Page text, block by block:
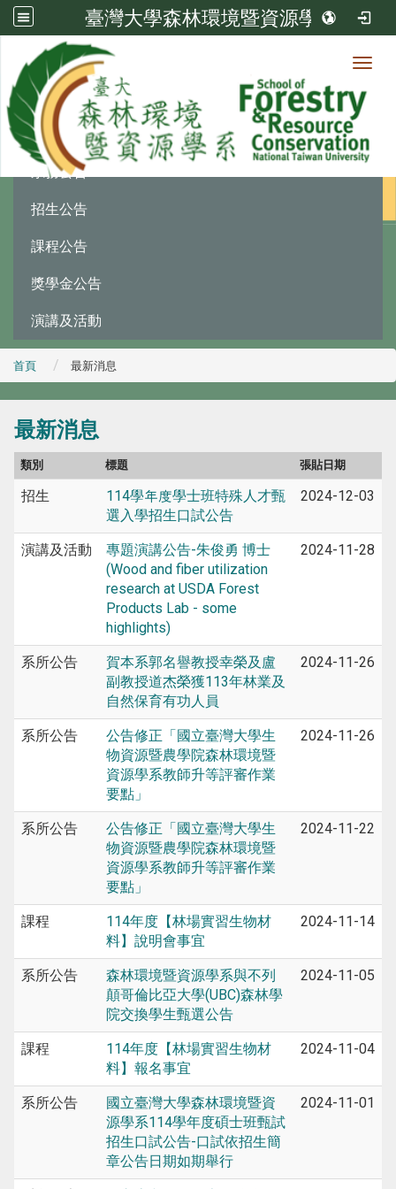
臺灣大學森林環境暨資源學系
最新消息
系務公告
招生公告
課程公告
獎學金公告
演講及活動
首頁 最新消息
最新消息
類別 標題 張貼日期
招生
114學年度學士班特殊人才甄
選入學招生口試公告
2024-12-03
演講及活動
專題演講公告-朱俊勇 博士
(Wood and fiber utilization
research at USDA Forest
Products Lab - some
highlights)
2024-11-28
系所公告
賀本系郭名譽教授幸榮及盧
副教授道杰榮獲113年林業及
自然保育有功人員
2024-11-26
系所公告
公告修正「國立臺灣大學生
物資源暨農學院森林環境暨
資源學系教師升等評審作業
要點」
2024-11-26
系所公告
公告修正「國立臺灣大學生
物資源暨農學院森林環境暨
資源學系教師升等評審作業
要點」
2024-11-22
課程
114年度【林場實習生物材
料】說明會事宜
2024-11-14
系所公告
森林環境暨資源學系與不列
顛哥倫比亞大學(UBC)森林學
院交換學生甄選公告
2024-11-05
課程
114年度【林場實習生物材
料】報名事宜
2024-11-04
系所公告
國立臺灣大學森林環境暨資
源學系114學年度碩士班甄試
招生口試公告-口試依招生簡
章公告日期如期舉行
2024-11-01